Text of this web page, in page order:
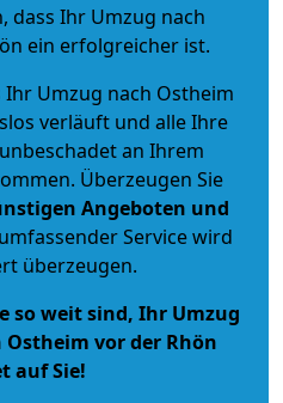
dass Ihr Umzug nach
ein erfolgreicher ist.
Umzug nach Ostheim
verläuft und alle Ihre
an Ihrem
Überzeugen Sie
Angeboten und
Service wird
überzeugen.
so weit sind, Ihr Umzug
vor der Rhön
auf Sie!